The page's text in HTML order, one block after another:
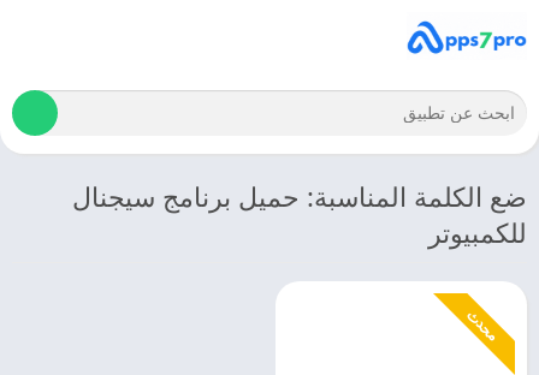
ضع الكلمة المناسبة: حميل برنامج سيجنال
للكمبيوتر
محدث